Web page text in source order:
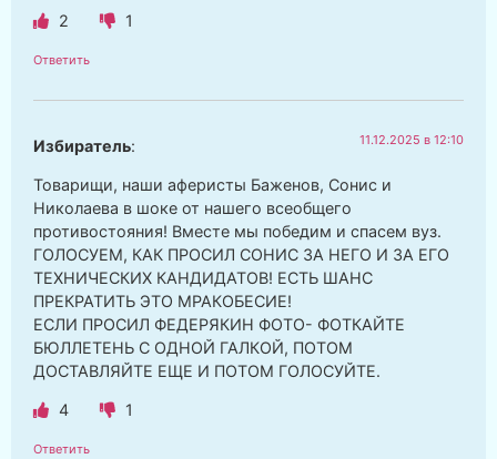
2 1
Ответить
Избиратель: 11.12.2025 в 12:10
Товарищи, наши аферисты Баженов, Сонис и
Николаева в шоке от нашего всеобщего
противостояния! Вместе мы победим и спасем вуз.
ГОЛОСУЕМ, КАК ПРОСИЛ СОНИС ЗА НЕГО И ЗА ЕГО
ТЕХНИЧЕСКИХ КАНДИДАТОВ! ЕСТЬ ШАНС
ПРЕКРАТИТЬ ЭТО МРАКОБЕСИЕ!
ЕСЛИ ПРОСИЛ ФЕДЕРЯКИН ФОТО- ФОТКАЙТЕ
БЮЛЛЕТЕНЬ С ОДНОЙ ГАЛКОЙ, ПОТОМ
ДОСТАВЛЯЙТЕ ЕЩЕ И ПОТОМ ГОЛОСУЙТЕ.
4 1
Ответить